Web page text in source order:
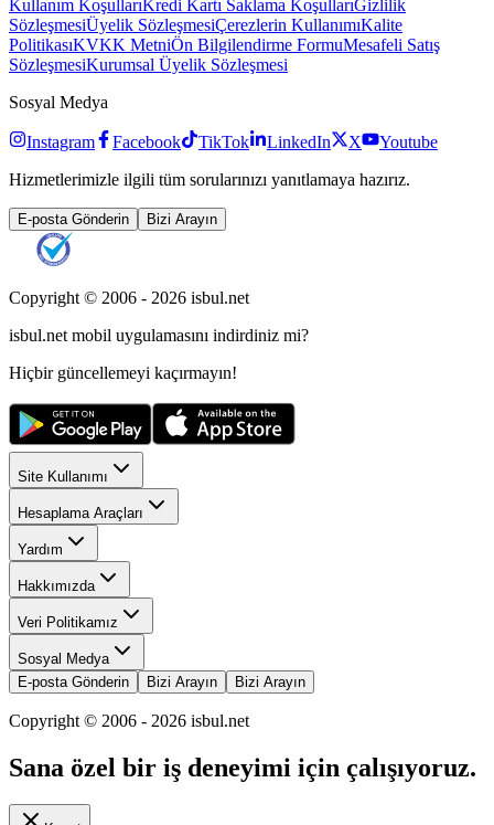
Kullanım KoşullarıKredi Kartı Saklama KoşullarıGizlilik
SözleşmesiÜyelik SözleşmesiÇerezlerin KullanımıKalite
PolitikasıKVKK MetniÖn Bilgilendirme FormuMesafeli Satış
SözleşmesiKurumsal Üyelik Sözleşmesi
Sosyal Medya
Instagram Facebook TikTok LinkedIn X
Youtube
Hizmetlerimizle ilgili tüm sorularınızı yanıtlamaya hazırız.
E-posta Gönderin Bizi Arayın
Copyright © 2006 - 2026 isbul.net
isbul.net mobil uygulamasını indirdiniz mi?
Hiçbir güncellemeyi kaçırmayın!
Site Kullanımı
Hesaplama Araçları
Yardım
Hakkımızda
Veri Politikamız
Sosyal Medya
E-posta Gönderin
Bizi Arayın Bizi Arayın
Copyright © 2006 - 2026 isbul.net
Sana özel bir iş deneyimi için çalışıyoruz.